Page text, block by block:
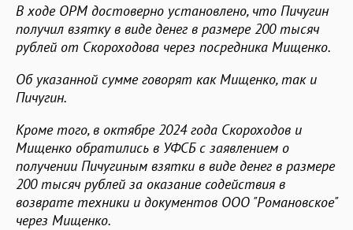
В ходе ОРМ достоверно установлено, что Пичугин
получил взятку в виде денег в размере 200 тысяч
рублей от Скороходова через посредника Мищенко.
Об указанной сумме говорят как Мищенко, так и
Пичугин.
Кроме того, в октябре 2024 года Скороходов и
Мищенко обратились в УФСБ с заявлением о
получении Пичугиным взятки в виде денег в размере
200 тысяч рублей за оказание содействия в
возврате техники и документов ООО "Романовское"
через Мищенко.